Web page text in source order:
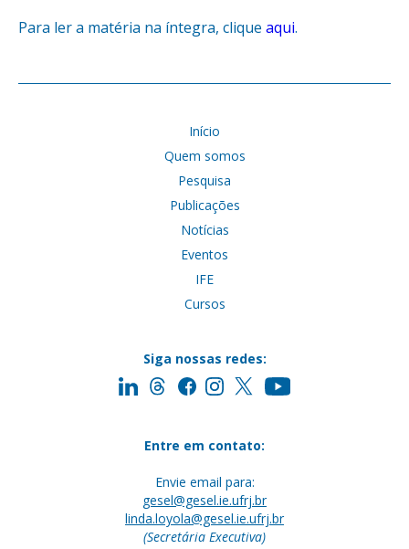
Para ler a matéria na íntegra, clique aqui.
Início
Quem somos
Pesquisa
Publicações
Notícias
Eventos
IFE
Cursos
Siga nossas redes:
Entre em contato:
Envie email para:
gesel@gesel.ie.ufrj.br
linda.loyola@gesel.ie.ufrj.br
(Secretária Executiva)